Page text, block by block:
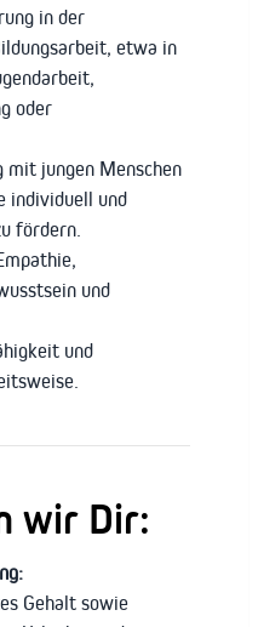
in der
etwa in
oder
mit jungen Menschen
individuell und
fördern.
und
und
wir Dir:
Gehalt sowie